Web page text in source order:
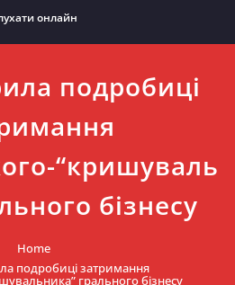
онлайн
подробиці
“кришуваль
бізнесу
Home
подробиці затримання
грального бізнесу